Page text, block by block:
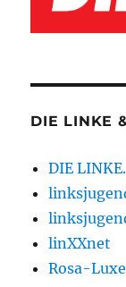
DIE LINKE
DIE
linXXnet
Rosa-